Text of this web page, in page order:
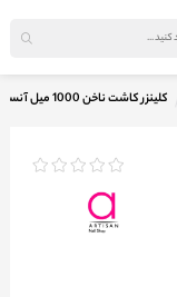
کلینزر کاشت ناخن 1000 میل آنسه Anse